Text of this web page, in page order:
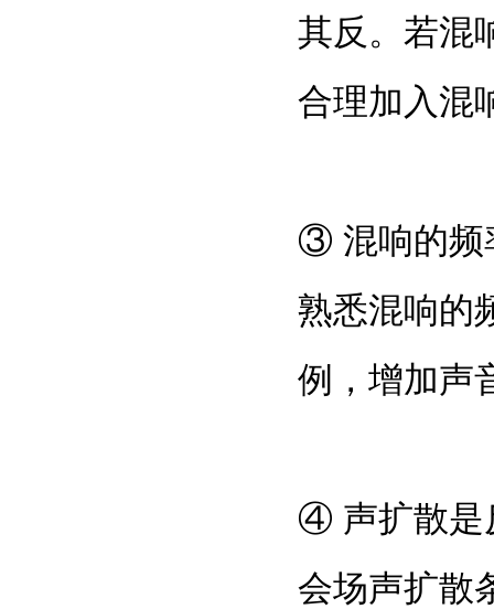
其反。若混
合理加入混
③ 混响的频
熟悉混响的
例，增加声
④ 声扩散是
会场声扩散